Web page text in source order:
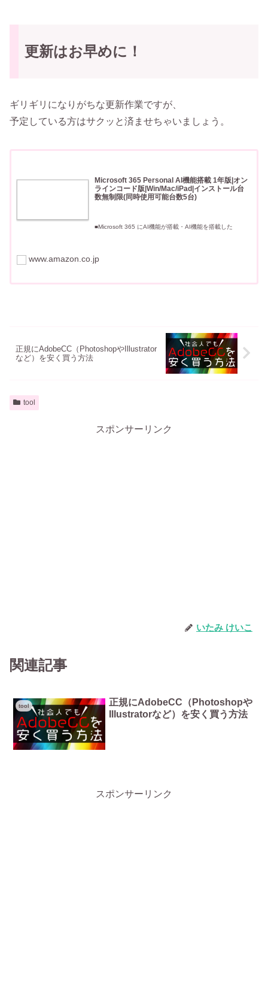
更新はお早めに！
ギリギリになりがちな更新作業ですが、
予定している方はサクッと済ませちゃいましょう。
Microsoft 365 Personal AI機能搭載 1年版|オン
ラインコード版|Win/Mac/iPad|インストール台
数無制限(同時使用可能台数5台)
■Microsoft 365 にAI機能が搭載・AI機能を搭載した
www.amazon.co.jp
正規にAdobeCC（PhotoshopやIllustrator
など）を安く買う方法
tool
スポンサーリンク
いたみ けいこ
関連記事
tool
正規にAdobeCC（Photoshopや
Illustratorなど）を安く買う方法
スポンサーリンク